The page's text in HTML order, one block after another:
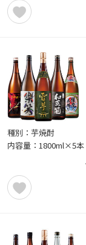
種別：芋焼酎
内容量：1800ml×5本